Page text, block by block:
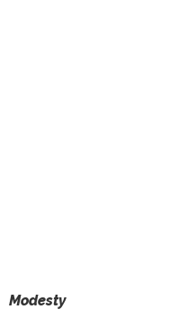
Modesty